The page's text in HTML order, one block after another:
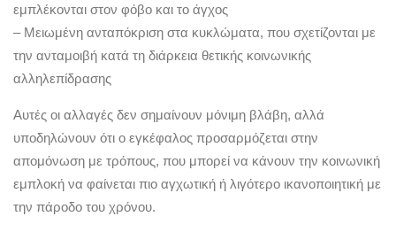
εμπλέκονται στον φόβο και το άγχος
– Μειωμένη ανταπόκριση στα κυκλώματα, που σχετίζονται με
την ανταμοιβή κατά τη διάρκεια θετικής κοινωνικής
αλληλεπίδρασης
Αυτές οι αλλαγές δεν σημαίνουν μόνιμη βλάβη, αλλά
υποδηλώνουν ότι ο εγκέφαλος προσαρμόζεται στην
απομόνωση με τρόπους, που μπορεί να κάνουν την κοινωνική
εμπλοκή να φαίνεται πιο αγχωτική ή λιγότερο ικανοποιητική με
την πάροδο του χρόνου.